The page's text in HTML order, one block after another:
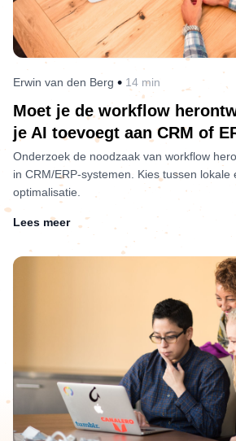
Erwin van den Berg • 14 min
Moet je de workflow
je AI toevoegt aan CRM of
Onderzoek de noodzaak van workflow
in CRM/ERP-systemen. Kies tussen lokale
optimalisatie.
Lees meer